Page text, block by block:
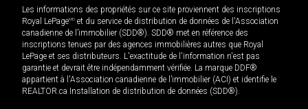
Les informations des propriétés sur ce site proviennent des inscriptions
Royal LePageMD et du service de distribution de données de l'Association
canadienne de l’immobilier (SDD®). SDD® met en référence des
inscriptions tenues par des agences immobilières autres que Royal
LePage et ses distributeurs. L'exactitude de l'information n'est pas
garantie et devrait être indépendamment vérifiée. La marque DDF®
appartient à l'Association canadienne de l’immobilier (ACI) et identifie le
REALTOR.ca Installation de distribution de données (SDD®).